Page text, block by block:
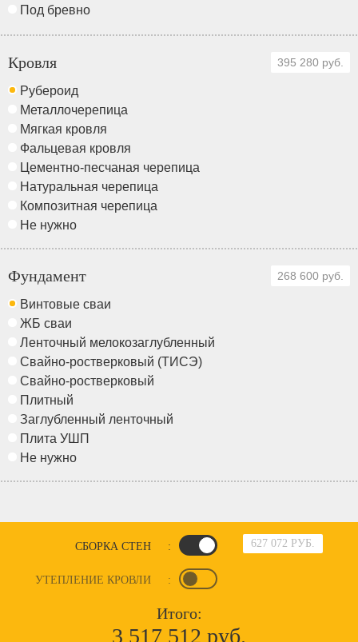
Под бревно
Кровля 395 280 руб.
Рубероид
Металлочерепица
Мягкая кровля
Фальцевая кровля
Цементно-песчаная черепица
Натуральная черепица
Композитная черепица
Не нужно
Фундамент 268 600 руб.
Винтовые сваи
ЖБ сваи
Ленточный мелокозаглубленный
Свайно-ростверковый (ТИСЭ)
Свайно-ростверковый
Плитный
Заглубленный ленточный
Плита УШП
Не нужно
627 072 РУБ.
СБОРКА СТЕН :
УТЕПЛЕНИЕ КРОВЛИ :
Итого:
3 517 512 руб.